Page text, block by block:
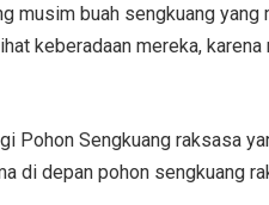
musim buah sengkuang yang
keberadaan mereka,
Pohon Sengkuang raksasa
di depan pohon sengkuang